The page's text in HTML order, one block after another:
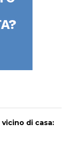
di casa: